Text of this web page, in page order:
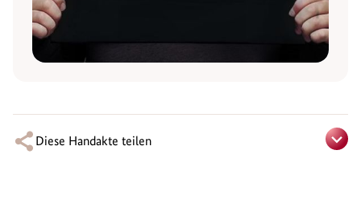
Diese Handakte teilen